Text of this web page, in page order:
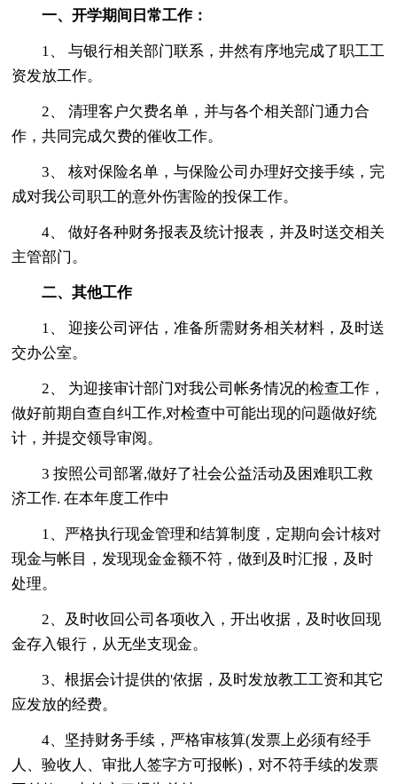
一、开学期间日常工作：
1、 与银行相关部门联系，井然有序地完成了职工工
资发放工作。
2、 清理客户欠费名单，并与各个相关部门通力合
作，共同完成欠费的催收工作。
3、 核对保险名单，与保险公司办理好交接手续，完
成对我公司职工的意外伤害险的投保工作。
4、 做好各种财务报表及统计报表，并及时送交相关
主管部门。
二、其他工作
1、 迎接公司评估，准备所需财务相关材料，及时送
交办公室。
2、 为迎接审计部门对我公司帐务情况的检查工作，
做好前期自查自纠工作,对检查中可能出现的问题做好统
计，并提交领导审阅。
3 按照公司部署,做好了社会公益活动及困难职工救
济工作. 在本年度工作中
1、严格执行现金管理和结算制度，定期向会计核对
现金与帐目，发现现金金额不符，做到及时汇报，及时
处理。
2、及时收回公司各项收入，开出收据，及时收回现
金存入银行，从无坐支现金。
3、根据会计提供的'依据，及时发放教工工资和其它
应发放的经费。
4、坚持财务手续，严格审核算(发票上必须有经手
人、验收人、审批人签字方可报帐)，对不符手续的发票